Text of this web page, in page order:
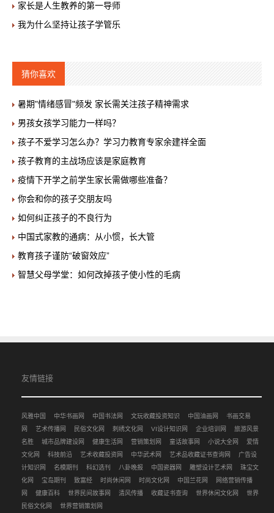
家长是人生教养的第一导师
我为什么坚持让孩子学管乐
猜你喜欢
暑期"情绪感冒"频发 家长需关注孩子精神需求
男孩女孩学习能力一样吗？
孩子不爱学习怎么办？学习力教育专家余建祥全面
孩子教育的主战场应该是家庭教育
疫情下开学之前学生家长需做哪些准备？
你会和你的孩子交朋友吗
如何纠正孩子的不良行为
中国式家教的通病：从小惯，长大管
教育孩子谨防“破窗效应”
智慧父母学堂：如何改掉孩子使小性的毛病
友情链接
风雅中国 中华书画网 中国书法网 文玩收藏投资知识 中国油画网
书画交易
网
艺术传播网 民俗文化网 刺绣文化网 VI设计知识网 企业培训网
旅游风景
名胜
城市品牌建设网 健康生活网 营销策划网 童话故事网 小说大全网
爱情
文化网
科技前沿 艺术收藏投资网 中华武术网 艺术品收藏证书查询网
广告设
计知识网
名模期刊 科幻选刊 八卦晚报 中国瓷器网 雕塑设计艺术网
珠宝文
化网
宝岛期刊 致富经 时尚休闲网 时尚文化网 中国兰花网
网络营销传播
网
健康百科 世界民间故事网 清风传播 收藏证书查询 世界休闲文化网
世界
民俗文化网
世界营销策划网